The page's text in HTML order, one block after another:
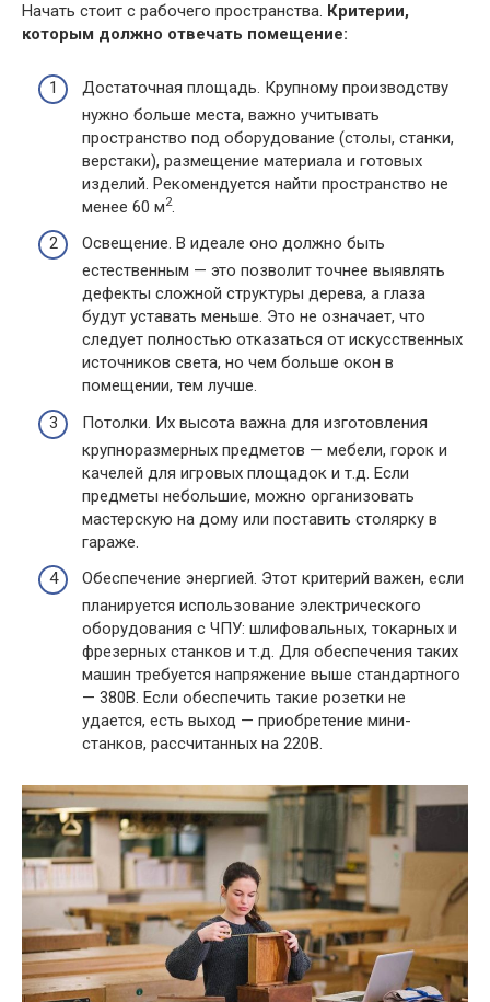
Начать стоит с рабочего пространства. Критерии,
которым должно отвечать помещение:
Достаточная площадь. Крупному производству
нужно больше места, важно учитывать
пространство под оборудование (столы, станки,
верстаки), размещение материала и готовых
изделий. Рекомендуется найти пространство не
менее 60 м2.
Освещение. В идеале оно должно быть
естественным — это позволит точнее выявлять
дефекты сложной структуры дерева, а глаза
будут уставать меньше. Это не означает, что
следует полностью отказаться от искусственных
источников света, но чем больше окон в
помещении, тем лучше.
Потолки. Их высота важна для изготовления
крупноразмерных предметов — мебели, горок и
качелей для игровых площадок и т.д. Если
предметы небольшие, можно организовать
мастерскую на дому или поставить столярку в
гараже.
Обеспечение энергией. Этот критерий важен, если
планируется использование электрического
оборудования с ЧПУ: шлифовальных, токарных и
фрезерных станков и т.д. Для обеспечения таких
машин требуется напряжение выше стандартного
— 380В. Если обеспечить такие розетки не
удается, есть выход — приобретение мини-
станков, рассчитанных на 220В.